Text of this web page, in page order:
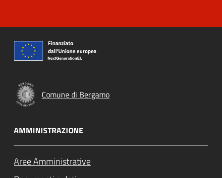
Comune di Bergamo
AMMINISTRAZIONE
Aree Amministrative